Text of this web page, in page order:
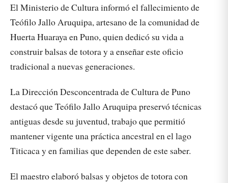
El Ministerio de Cultura informó el fallecimiento de
Teófilo Jallo Aruquipa, artesano de la comunidad de
Huerta Huaraya en Puno, quien dedicó su vida a
construir balsas de totora y a enseñar este oficio
tradicional a nuevas generaciones.
La Dirección Desconcentrada de Cultura de Puno
destacó que Teófilo Jallo Aruquipa preservó técnicas
antiguas desde su juventud, trabajo que permitió
mantener vigente una práctica ancestral en el lago
Titicaca y en familias que dependen de este saber.
El maestro elaboró balsas y objetos de totora con